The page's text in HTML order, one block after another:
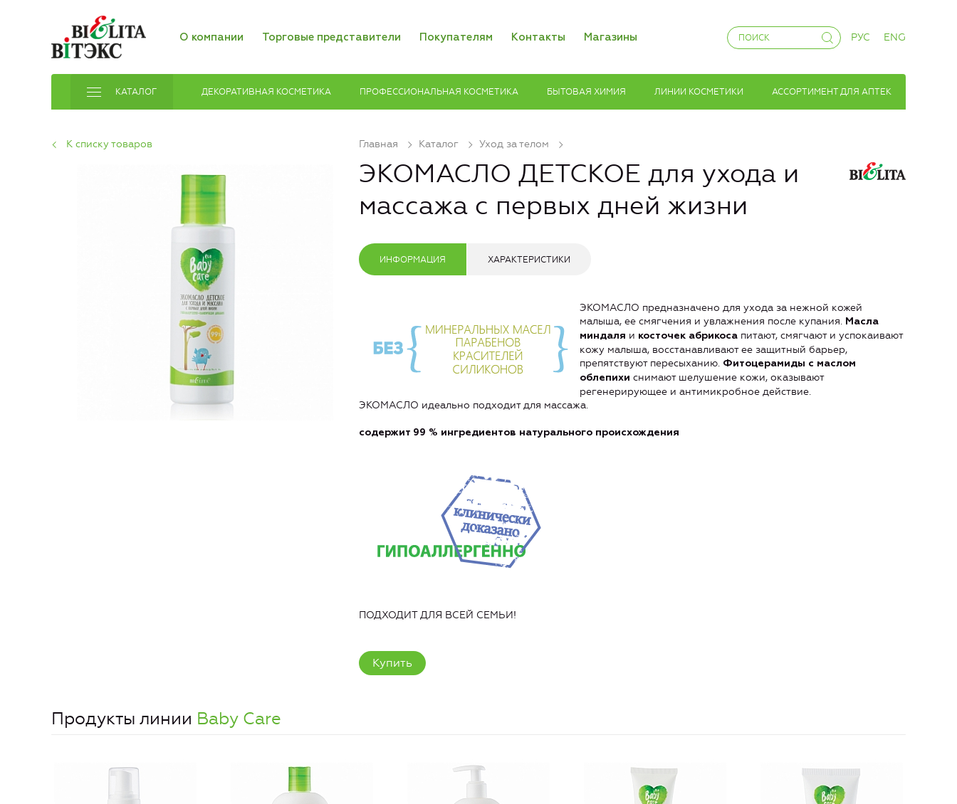
О компании Торговые представители Покупателям Контакты Магазины РУС ENG
КАТАЛОГ ДЕКОРАТИВНАЯ КОСМЕТИКА ПРОФЕССИОНАЛЬНАЯ КОСМЕТИКА БЫТОВАЯ ХИМИЯ ЛИНИИ КОСМЕТИКИ АССОРТИМЕНТ ДЛЯ АПТЕК
Главная Каталог Уход за телом
К списку товаров
ЭКОМАСЛО ДЕТСКОЕ для ухода и
массажа с первых дней жизни
ИНФОРМАЦИЯ ХАРАКТЕРИСТИКИ
ЭКОМАСЛО предназначено для ухода за нежной кожей
малыша, ее смягчения и увлажнения после купания. Масла
миндаля и косточек абрикоса питают, смягчают и успокаивают
кожу малыша, восстанавливают ее защитный барьер,
препятствуют пересыханию. Фитоцерамиды с маслом
облепихи снимают шелушение кожи, оказывают
регенерирующее и антимикробное действие.
ЭКОМАСЛО идеально подходит для массажа.
содержит 99 % ингредиентов натурального происхождения
ПОДХОДИТ ДЛЯ ВСЕЙ СЕМЬИ!
Купить
Продукты линии Baby Care